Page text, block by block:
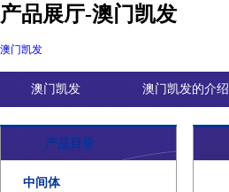
产品展厅-澳门凯发
澳门凯发
澳门凯发 澳门凯发的介绍
产品目录
中间体